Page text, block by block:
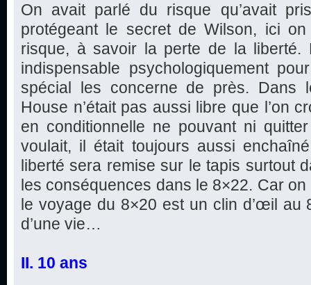
On avait parlé du risque qu’avait
protégeant le secret de Wilson, ici
risque, à savoir la perte de la liberté.
indispensable psychologiquement
spécial les concerne de près. Dans
House n’était pas aussi libre que l’on
en conditionnelle ne pouvant ni
voulait, il était toujours aussi
liberté sera remise sur le tapis surtout
les conséquences dans le 8×22. Car
le voyage du 8×20 est un clin d’œil au
d’une vie…
II. 10 ans